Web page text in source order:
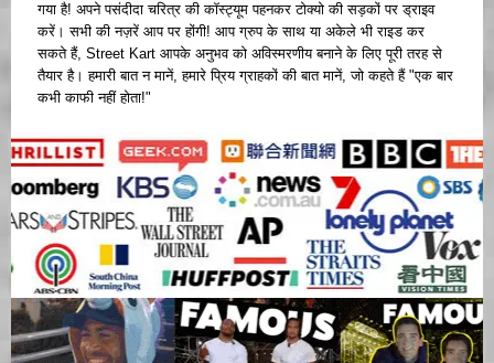
गया है! अपने पसंदीदा चरित्र की कॉस्ट्यूम पहनकर टोक्यो की सड़कों पर ड्राइव
करें। सभी की नज़रें आप पर होंगी! आप ग्रुप के साथ या अकेले भी राइड कर
सकते हैं, Street Kart आपके अनुभव को अविस्मरणीय बनाने के लिए पूरी तरह से
तैयार है। हमारी बात न मानें, हमारे प्रिय ग्राहकों की बात मानें, जो कहते हैं "एक बार
कभी काफी नहीं होता!"